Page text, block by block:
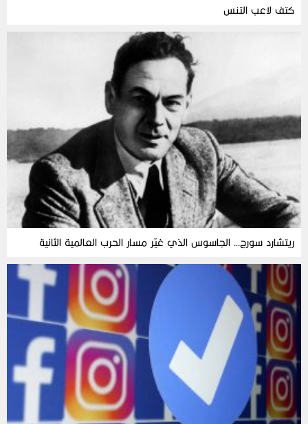
كتف لاعب التنس
ريتشارد سورج… الجاسوس الذي غيّر مسار الحرب العالمية الثانية